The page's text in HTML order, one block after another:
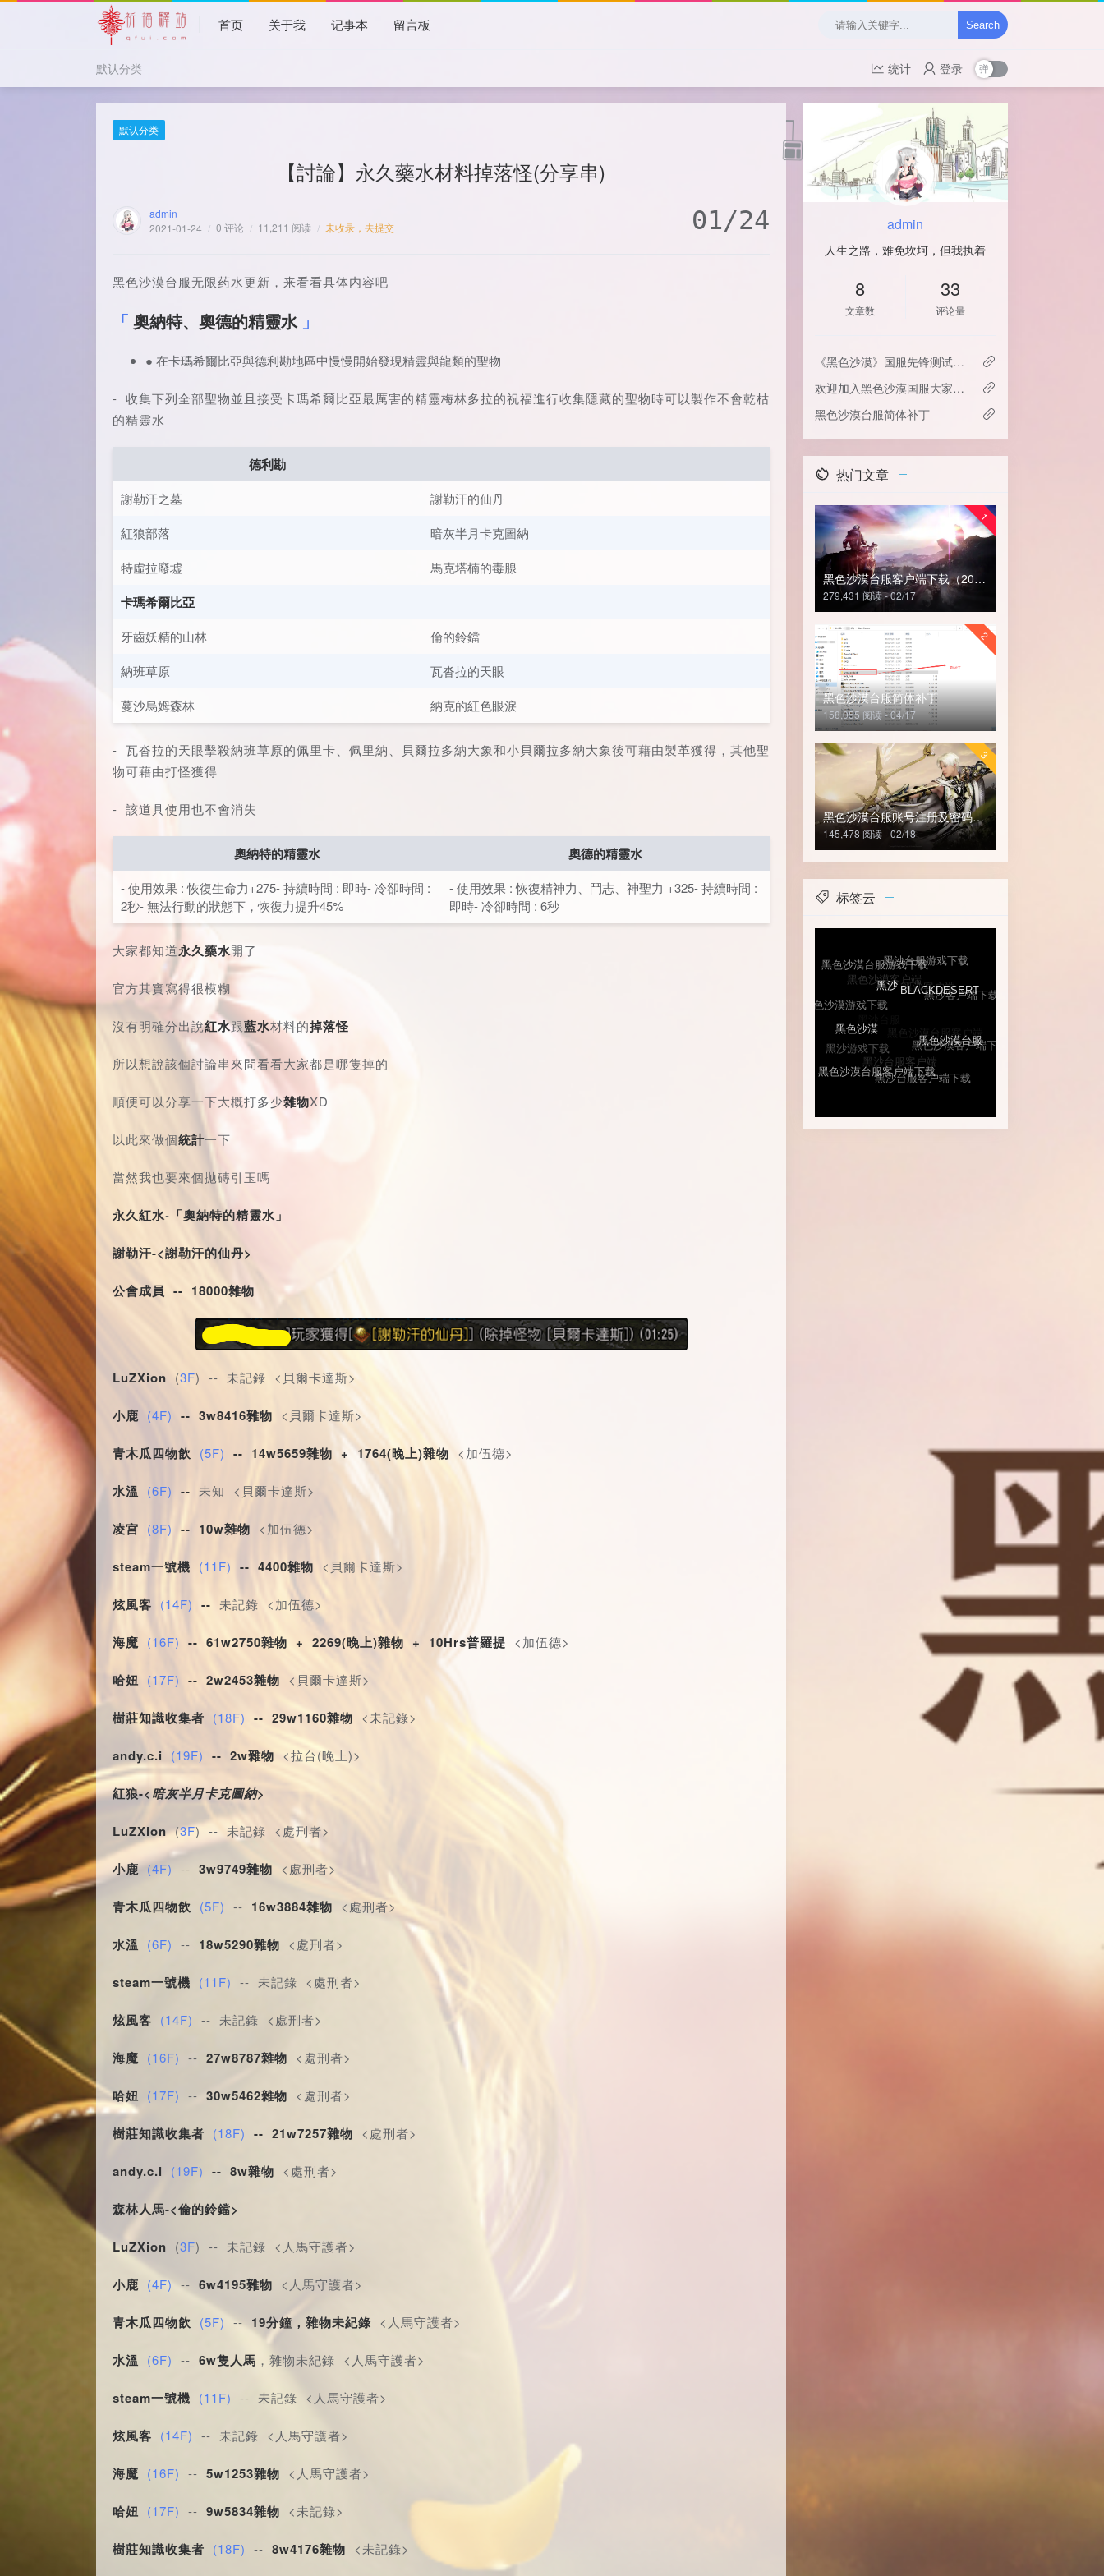
首页 关于我 记事本 留言板 Search
默认分类 统计 登录
默认分类
【討論】永久藥水材料掉落怪(分享串)
admin
2021-01-24 / 0 评论 / 11,211 阅读 / 未收录，去提交 01/24
黑色沙漠台服无限药水更新，来看看具体内容吧
奧納特、奧德的精靈水
● 在卡瑪希爾比亞與德利勘地區中慢慢開始發現精靈與龍類的聖物
- 收集下列全部聖物並且接受卡瑪希爾比亞最厲害的精靈梅林多拉的祝福進行收集隱藏的聖物時可以製作不會乾枯
的精靈水
德利勘
謝勒汗之墓
謝勒汗的仙丹
紅狼部落
暗灰半月卡克圖納
特虛拉廢墟
馬克塔楠的毒腺
卡瑪希爾比亞
牙齒妖精的山林
倫的鈴鐺
納班草原
瓦沓拉的天眼
蔓沙烏姆森林
納克的紅色眼淚
- 瓦沓拉的天眼擊殺納班草原的佩里卡、佩里納、貝爾拉多納大象和小貝爾拉多納大象後可藉由製革獲得，其他聖
物可藉由打怪獲得
- 該道具使用也不會消失
奧納特的精靈水 奧德的精靈水
- 使用效果 : 恢復生命力+275- 持續時間 : 即時- 冷卻時間 :
2秒- 無法行動的狀態下，恢復力提升45%
- 使用效果 : 恢復精神力、鬥志、神聖力 +325- 持續時間 :
即時- 冷卻時間 : 6秒
大家都知道永久藥水開了
官方其實寫得很模糊
沒有明確分出說紅水跟藍水材料的掉落怪
所以想說該個討論串來問看看大家都是哪隻掉的
順便可以分享一下大概打多少雜物XD
以此來做個統計一下
當然我也要來個拋磚引玉嗎
永久紅水- 「奧納特的精靈水」
謝勒汗-<謝勒汗的仙丹>
公會成員 -- 18000雜物
LuZXion (3F) -- 未記錄 <貝爾卡達斯>
小鹿 (4F) -- 3w8416雜物 <貝爾卡達斯>
青木瓜四物飲 (5F) -- 14w5659雜物 + 1764(晚上)雜物 <加伍德>
水溫 (6F) -- 未知 <貝爾卡達斯>
凌宮 (8F) -- 10w雜物 <加伍德>
steam一號機 (11F) -- 4400雜物 <貝爾卡達斯>
炫風客 (14F) -- 未記錄 <加伍德>
海魔 (16F) -- 61w2750雜物 + 2269(晚上)雜物 + 10Hrs普羅提 <加伍德>
哈妞 (17F) -- 2w2453雜物 <貝爾卡達斯>
樹莊知識收集者 (18F) -- 29w1160雜物 <未記錄>
andy.c.i (19F) -- 2w雜物 <拉台(晚上)>
紅狼-<暗灰半月卡克圖納>
LuZXion (3F) -- 未記錄 <處刑者>
小鹿 (4F) -- 3w9749雜物 <處刑者>
青木瓜四物飲 (5F) -- 16w3884雜物 <處刑者>
水溫 (6F) -- 18w5290雜物 <處刑者>
steam一號機 (11F) -- 未記錄 <處刑者>
炫風客 (14F) -- 未記錄 <處刑者>
海魔 (16F) -- 27w8787雜物 <處刑者>
哈妞 (17F) -- 30w5462雜物 <處刑者>
樹莊知識收集者 (18F) -- 21w7257雜物 <處刑者>
andy.c.i (19F) -- 8w雜物 <處刑者>
森林人馬-<倫的鈴鐺>
LuZXion (3F) -- 未記錄 <人馬守護者>
小鹿 (4F) -- 6w4195雜物 <人馬守護者>
青木瓜四物飲 (5F) -- 19分鐘，雜物未紀錄 <人馬守護者>
水溫 (6F) -- 6w隻人馬 ，雜物未紀錄 <人馬守護者>
steam一號機 (11F) -- 未記錄 <人馬守護者>
炫風客 (14F) -- 未記錄 <人馬守護者>
海魔 (16F) -- 5w1253雜物 <人馬守護者>
哈妞 (17F) -- 9w5834雜物 <未記錄>
樹莊知識收集者 (18F) -- 8w4176雜物 <未記錄>
admin
人生之路，难免坎坷，但我执着
8
文章数
33
评论量
《黑色沙漠》国服先锋测试定档7月23日！
欢迎加入黑色沙漠国服大家庭~
黑色沙漠台服简体补丁
热门文章
黑色沙漠台服客户端下载（2024年6月29日客户端已上传）
279,431 阅读 - 02/17
1
黑色沙漠台服简体补丁
158,055 阅读 - 04/17
2
黑色沙漠台服账号注册及密码修改
145,478 阅读 - 02/18
3
标签云
黑色沙漠客户端
黑沙客户端
黑色沙漠台服客户端
黑沙台服客户端
黑沙游戏下载
黑色沙漠游戏下载
黑色沙漠台服游戏下载
黑沙台服游戏下载
黑沙客户端下载
黑沙台服客户端下载
黑色沙漠台服客户端下载
黑色沙漠
黑色沙漠台服